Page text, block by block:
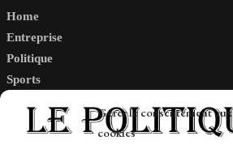
Gérer le consentement aux
cookies
Home
Entreprise
Politique
Sports